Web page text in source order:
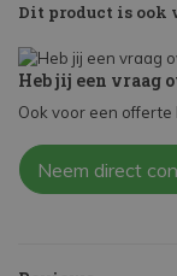
Dit product is ook
Heb jij een vraag
Ook voor een offerte
Neem direct